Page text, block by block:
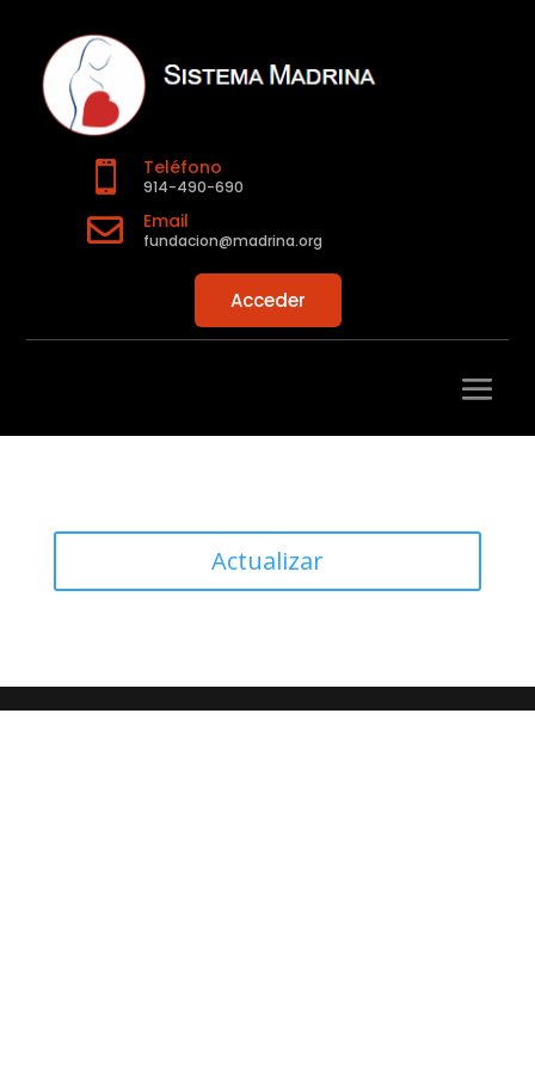
 Teléfono
914-490-690
 Email
fundacion@madrina.org
Acceder
Actualizar